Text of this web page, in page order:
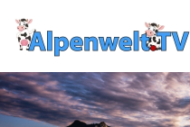
Zum Hauptinhalt springen